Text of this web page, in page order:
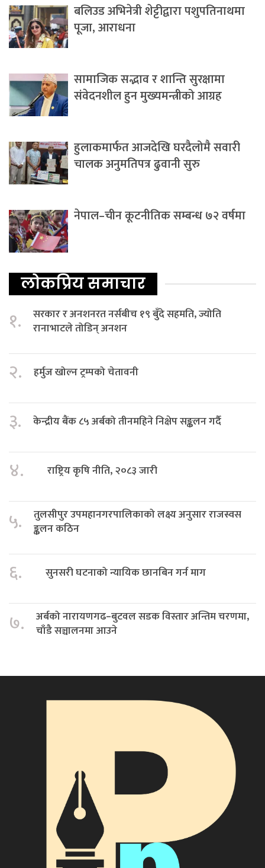
बलिउड अभिनेत्री शेट्टीद्वारा पशुपतिनाथमा
पूजा, आराधना
सामाजिक सद्भाव र शान्ति सुरक्षामा
संवेदनशील हुन मुख्यमन्त्रीको आग्रह
हुलाकमार्फत आजदेखि घरदैलोमै सवारी
चालक अनुमतिपत्र ढुवानी सुरु
नेपाल–चीन कूटनीतिक सम्बन्ध ७२ वर्षमा
लोकप्रिय समाचार
१.
सरकार र अनशनरत नर्सबीच १९ बुँदे सहमति, ज्योति
रानाभाटले तोडिन् अनशन
२. हर्मुज खोल्न ट्रम्पको चेतावनी
३. केन्द्रीय बैंक ८५ अर्बको तीनमहिने निक्षेप सङ्कलन गर्दै
४. राष्ट्रिय कृषि नीति, २०८३ जारी
५.
तुलसीपुर उपमहानगरपालिकाको लक्ष्य अनुसार राजस्वस
ङ्कलन कठिन
६. सुनसरी घटनाको न्यायिक छानबिन गर्न माग
७.
अर्बको नारायणगढ–बुटवल सडक विस्तार अन्तिम चरणमा,
चाँडै सञ्चालनमा आउने